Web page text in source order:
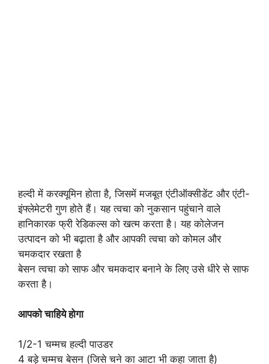
हल्दी में करक्यूमिन होता है, जिसमें मजबूत एंटीऑक्सीडेंट और एंटी-
इंफ्लेमेटरी गुण होते हैं। यह त्वचा को नुकसान पहुंचाने वाले
हानिकारक फ्री रेडिकल्स को खत्म करता है। यह कोलेजन
उत्पादन को भी बढ़ाता है और आपकी त्वचा को कोमल और
चमकदार रखता है
बेसन त्वचा को साफ और चमकदार बनाने के लिए उसे धीरे से साफ
करता है।
आपको चाहिये होगा
1/2-1 चम्मच हल्दी पाउडर
4 बड़े चम्मच बेसन (जिसे चने का आटा भी कहा जाता है)